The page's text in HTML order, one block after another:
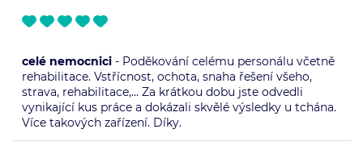
celé nemocnici - Poděkování celému personálu včetně
rehabilitace. Vstřícnost, ochota, snaha řešení všeho,
strava, rehabilitace,... Za krátkou dobu jste odvedli
vynikající kus práce a dokázali skvělé výsledky u tchána.
Více takových zařízení. Díky.